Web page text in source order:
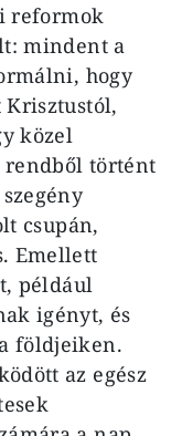
reformok
mindent a
hogy
közel
rendből történt
csupán,
Emellett
például
igényt, és
földjeiken.
az egész